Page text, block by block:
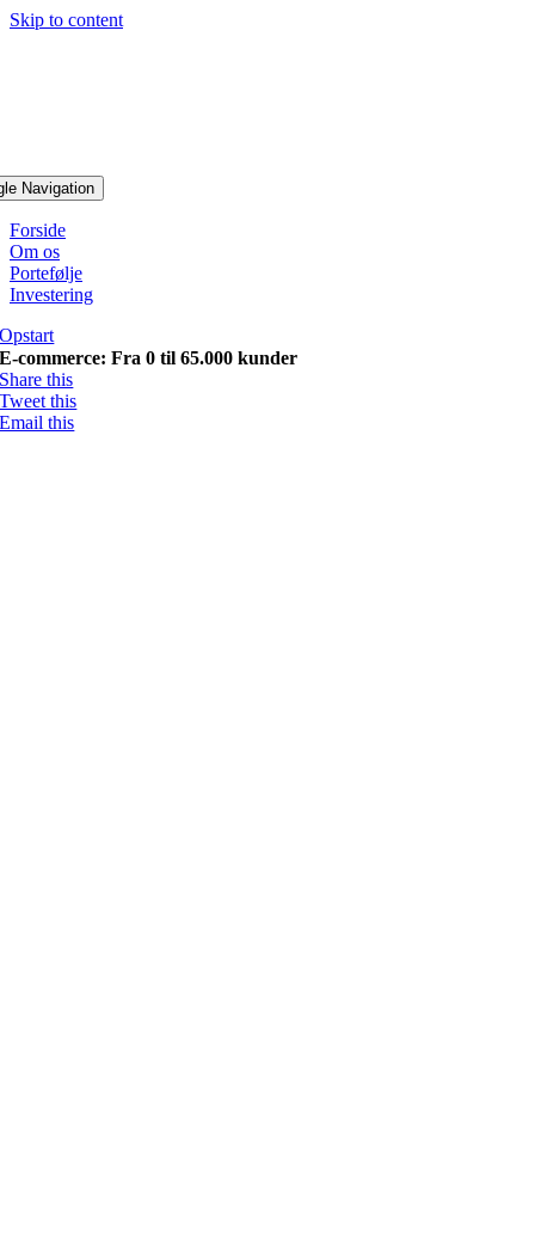
Skip to content
Navigation
Forside
Om os
Portefølje
Investering
Opstart
E-commerce: Fra 0 til 65.000 kunder
Share this
Tweet this
Email this